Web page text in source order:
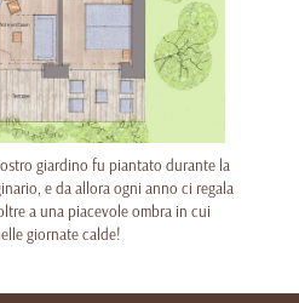
giardino fu piantato durante la
e da allora ogni anno ci regala
a una piacevole ombra in cui
giornate calde!